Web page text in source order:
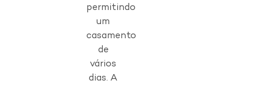
permitindo
um
casamento
de
vários
dias. A